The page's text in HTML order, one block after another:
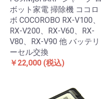
ボット家電 掃除機 ココロ
ボ COCOROBO RX-V100、
RX-V200、RX-V60、RX-
V80、RX-V90 他 バッテリ
ーセル交換
￥22,000 (税込)